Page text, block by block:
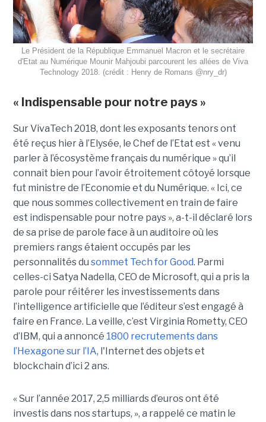
Le Président de la République Emmanuel Macron et le secrétaire
d'Etat au Numérique Mounir Mahjoubi parcourent les allées de Viva
Technology 2018. (crédit : Henry de Romans @nry_dr)
« Indispensable pour notre pays »
Sur VivaTech 2018, dont les exposants tenors ont
été reçus hier à l’Elysée, le Chef de l’Etat est « venu
parler à l’écosystème français du numérique » qu’il
connaît bien pour l’avoir étroitement côtoyé lorsque
fut ministre de l’Economie et du Numérique. « Ici, ce
que nous sommes collectivement en train de faire
est indispensable pour notre pays », a-t-il déclaré lors
de sa prise de parole face à un auditoire où les
premiers rangs étaient occupés par les
personnalités du sommet Tech for Good. Parmi
celles-ci Satya Nadella, CEO de Microsoft, qui a pris la
parole pour réitérer les investissements dans
l’intelligence artificielle que l’éditeur s’est engagé à
faire en France. La veille, c’est Virginia Rometty, CEO
d’IBM, qui a annoncé 1800 recrutements dans
l’Hexagone sur l’IA, l'Internet des objets et
blockchain d’ici 2 ans.
« Sur l’année 2017, 2,5 milliards d’euros ont été
investis dans nos startups, », a rappelé ce matin le